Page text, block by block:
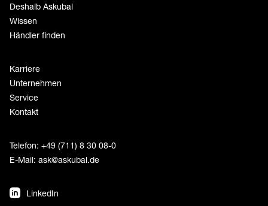
Deshalb Askubal
Wissen
Händler finden
Karriere
Unternehmen
Service
Kontakt
Telefon: +49 (711) 8 30 08-0
E-Mail: ask@askubal.de
LinkedIn